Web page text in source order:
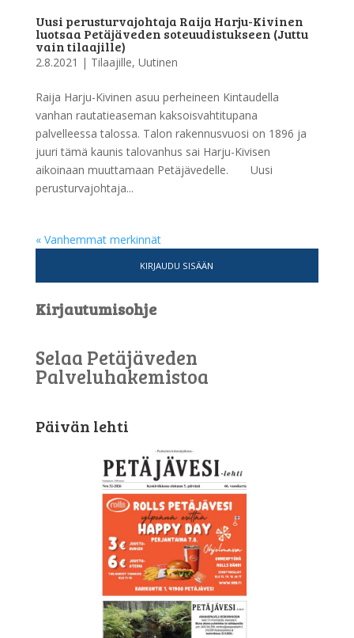
Uusi perusturvajohtaja Raija Harju-Kivinen
luotsaa Petäjäveden soteuudistukseen (Juttu
vain tilaajille)
2.8.2021 | Tilaajille, Uutinen
Raija Harju-Kivinen asuu perheineen Kintaudella
vanhan rautatieaseman kaksoisvahtitupana
palvelleessa talossa. Talon rakennusvuosi on 1896 ja
juuri tämä kaunis talovanhus sai Harju-Kivisen
aikoinaan muuttamaan Petäjävedelle. Uusi
perusturvajohtaja...
« Vanhemmat merkinnät
KIRJAUDU SISÄÄN
Kirjautumisohje
Selaa Petäjäveden
Palveluhakemistoa
Päivän lehti